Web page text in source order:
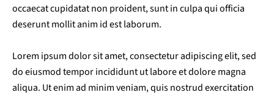
occaecat cupidatat non proident, sunt in culpa qui officia
deserunt mollit anim id est laborum.
Lorem ipsum dolor sit amet, consectetur adipiscing elit, sed
do eiusmod tempor incididunt ut labore et dolore magna
aliqua. Ut enim ad minim veniam, quis nostrud exercitation